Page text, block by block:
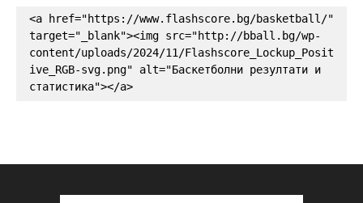
<a href="https://www.flashscore.bg/basketball/"
target="_blank"><img src="http://bball.bg/wp-
content/uploads/2024/11/Flashscore_Lockup_Posit
ive_RGB-svg.png" alt="Баскетболни резултати и
статистика"></a>